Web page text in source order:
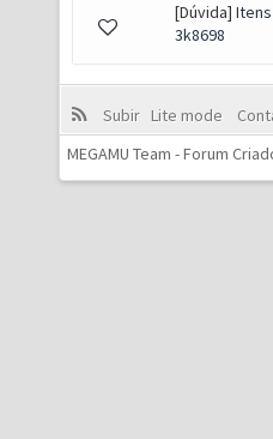
[Dúvida]
3k8698
Subir Lite mode
MEGAMU Team - Forum